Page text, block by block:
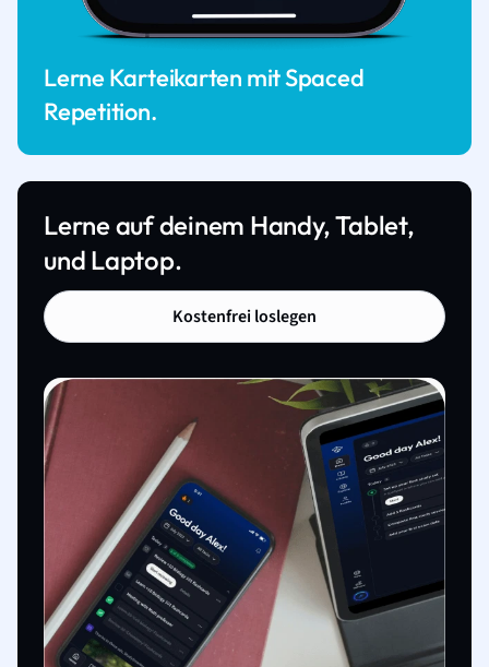
Lerne Karteikarten mit Spaced
Repetition.
Lerne auf deinem Handy, Tablet,
und Laptop.
Kostenfrei loslegen